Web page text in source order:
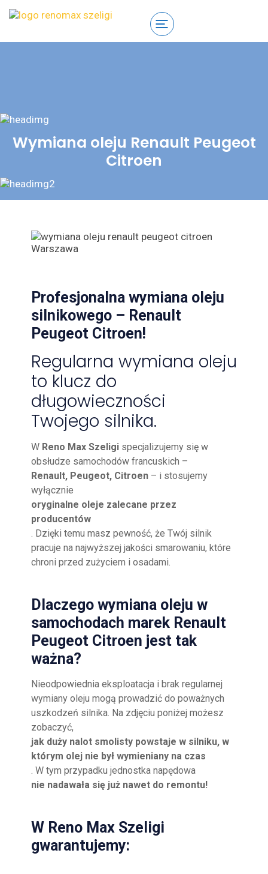
Wymiana oleju Renault Peugeot
Citroen
Profesjonalna wymiana oleju
silnikowego – Renault
Peugeot Citroen!
Regularna wymiana oleju
to klucz do
długowieczności
Twojego silnika.
W Reno Max Szeligi specjalizujemy się w
obsłudze samochodów francuskich –
Renault, Peugeot, Citroen – i stosujemy
wyłącznie
oryginalne oleje zalecane przez
producentów
. Dzięki temu masz pewność, że Twój silnik
pracuje na najwyższej jakości smarowaniu, które
chroni przed zużyciem i osadami.
Dlaczego wymiana oleju w
samochodach marek Renault
Peugeot Citroen jest tak
ważna?
Nieodpowiednia eksploatacja i brak regularnej
wymiany oleju mogą prowadzić do poważnych
uszkodzeń silnika. Na zdjęciu poniżej możesz
zobaczyć,
jak duży nalot smolisty powstaje w silniku, w
którym olej nie był wymieniany na czas
. W tym przypadku jednostka napędowa
nie nadawała się już nawet do remontu!
W Reno Max Szeligi
gwarantujemy: